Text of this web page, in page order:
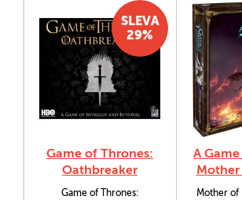
Game of Thrones:
Oathbreaker
Game of Thrones:
SLEVA
29%
A
Mother of